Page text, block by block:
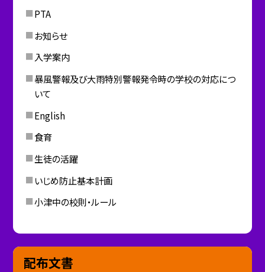
PTA
お知らせ
入学案内
暴風警報及び大雨特別警報発令時の学校の対応につ
いて
English
食育
生徒の活躍
いじめ防止基本計画
小津中の校則・ルール
配布文書